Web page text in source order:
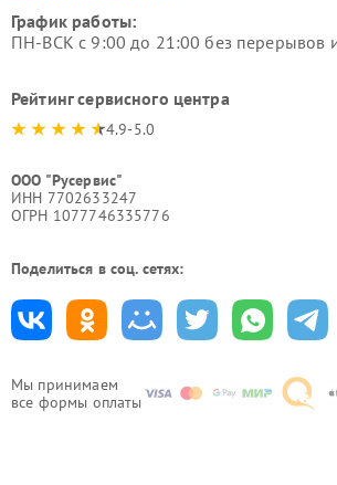
Мы принимаем
все формы оплаты
График работы:
ПН-ВСК с 9:00 до 21:00 без перерывов
Рейтинг сервисного центра
4.9-5.0
ООО "Русервис"
ИНН 7702633247
ОГРН 1077746335776
Поделиться в соц. сетях: